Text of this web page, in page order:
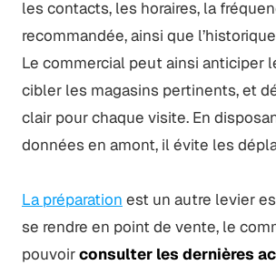
les contacts, les horaires, la
recommandée, ainsi que
Le commercial peut ainsi anticiper
cibler les magasins pertinents, et
clair pour chaque visite. En
données en amont, il évite les
La préparation est un autre levier
se rendre en point de vente, le
pouvoirconsulter les dernières